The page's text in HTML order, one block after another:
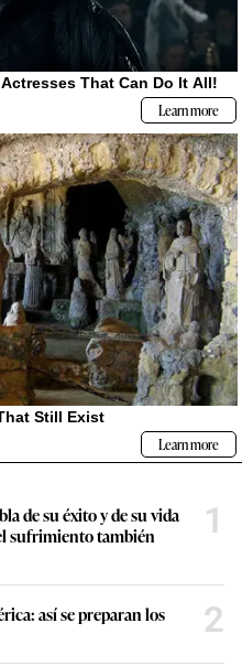
de su éxito y de su vida
sufrimiento también
1
así se preparan los
2